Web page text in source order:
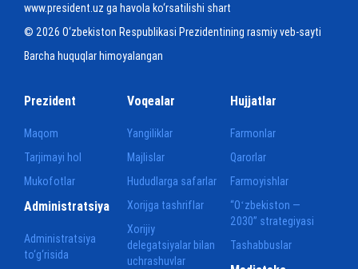
www.president.uz ga havola ko‘rsatilishi shart
© 2026 O‘zbekiston Respublikasi Prezidentining rasmiy veb-sayti
Barcha huquqlar himoyalangan
Prezident
Maqom
Tarjimayi hol
Mukofotlar
Voqealar
Yangiliklar
Majlislar
Hududlarga safarlar
Xorijga tashriflar
Xorijiy
delegatsiyalar bilan
uchrashuvlar
Hujjatlar
Farmonlar
Qarorlar
Farmoyishlar
“Oʻzbekiston —
2030” strategiyasi
Tashabbuslar
Administratsiya
Administratsiya
to‘g‘risida